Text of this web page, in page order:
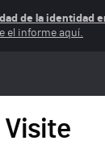
de la identidad
el informe aquí.
Visite